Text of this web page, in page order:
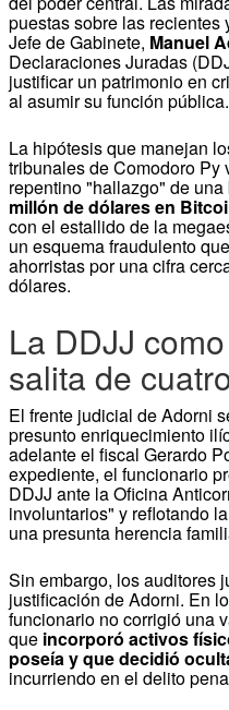
puestas sobre las
Jefe de Gabinete, Manuel
Declaraciones Juradas
justificar un patrimonio en
al asumir su función pública.
La hipótesis que manejan
tribunales de Comodoro Py
repentino "hallazgo" de
millón de dólares en
con el estallido de la
un esquema fraudulento
ahorristas por una cifra
dólares.
La DDJJ
salita de
El frente judicial de Adorni
presunto enriquecimiento
adelante el fiscal Gerardo
expediente, el funcionario
DDJJ ante la Oficina
involuntarios" y reflotando
una presunta herencia
Sin embargo, los auditores
justificación de Adorni. En
funcionario no corrigió una
que incorporó activos
poseía y que decidió
incurriendo en el delito